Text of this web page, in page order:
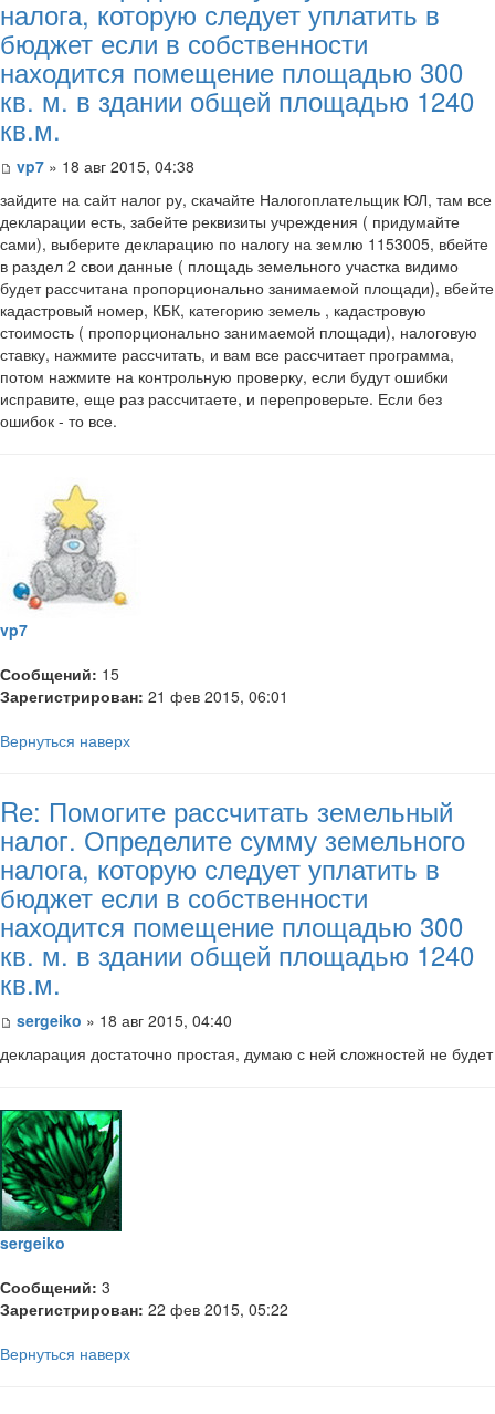
налога, которую следует уплатить в
бюджет если в собственности
находится помещение площадью 300
кв. м. в здании общей площадью 1240
кв.м.
vp7 » 18 авг 2015, 04:38
​зайдите на сайт налог ру, скачайте Налогоплательщик ЮЛ, там все
декларации есть, забейте реквизиты учреждения ( придумайте
сами), выберите декларацию по налогу на землю 1153005, вбейте
в раздел 2 свои данные ( площадь земельного участка видимо
будет рассчитана пропорционально занимаемой площади), вбейте
кадастровый номер, КБК, категорию земель , кадастровую
стоимость ( пропорционально занимаемой площади), налоговую
ставку, нажмите рассчитать, и вам все рассчитает программа,
потом нажмите на контрольную проверку, если будут ошибки
исправите, еще раз рассчитаете, и перепроверьте. Если без
ошибок - то все.
vp7
Сообщений: 15
Зарегистрирован: 21 фев 2015, 06:01
Вернуться наверх
Re: Помогите рассчитать земельный
налог. Определите сумму земельного
налога, которую следует уплатить в
бюджет если в собственности
находится помещение площадью 300
кв. м. в здании общей площадью 1240
кв.м.
sergeiko » 18 авг 2015, 04:40
декларация достаточно простая, думаю с ней сложностей не будет
sergeiko
Сообщений: 3
Зарегистрирован: 22 фев 2015, 05:22
Вернуться наверх